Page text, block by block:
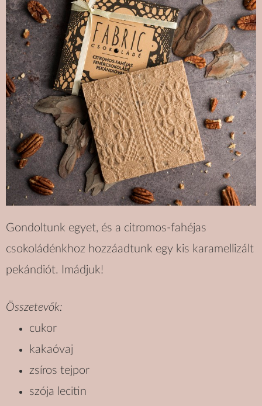
Gondoltunk egyet, és a citromos-fahéjas
csokoládénkhoz hozzáadtunk egy kis karamellizált
pekándiót. Imádjuk!
Összetevők:
cukor
kakaóvaj
zsíros tejpor
szója lecitin